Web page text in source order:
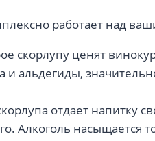
работает над
скорлупу ценят
альдегиды,
отдает напитку
Алкоголь